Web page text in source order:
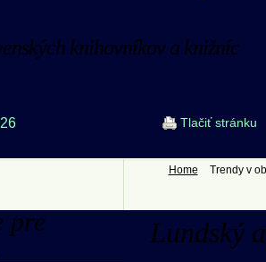
knihovníkov a knižníc
Tlačiť stránku
Home Trendy v
Lundský
pre